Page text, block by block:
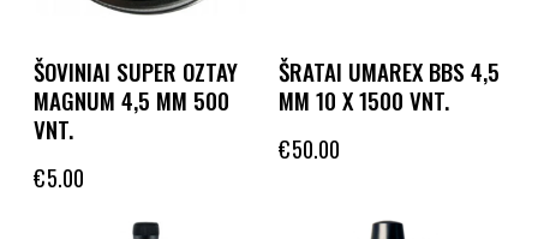
ŠOVINIAI SUPER OZTAY
MAGNUM 4,5 MM 500
VNT.
€5.00
ŠRATAI UMAREX BBS 4,5
MM 10 X 1500 VNT.
€50.00